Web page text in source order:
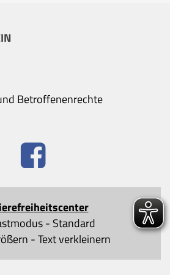
Betroffenenrechte
- Standard
-Text verkleinern